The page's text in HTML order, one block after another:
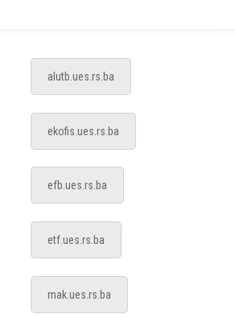
alutb.ues.rs.ba
ekofis.ues.rs.ba
efb.ues.rs.ba
etf.ues.rs.ba
mak.ues.rs.ba